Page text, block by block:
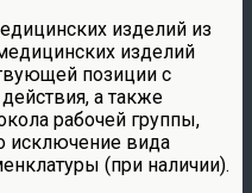
изделий из
изделий
позиции с
а также
рабочей группы,
исключение вида
(при наличии).